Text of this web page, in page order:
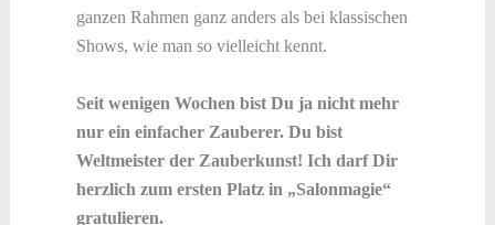
ganzen Rahmen ganz anders als bei klassischen
Shows, wie man so vielleicht kennt.
Seit wenigen Wochen bist Du ja nicht mehr
nur ein einfacher Zauberer. Du bist
Weltmeister der Zauberkunst! Ich darf Dir
herzlich zum ersten Platz in „Salonmagie“
gratulieren.